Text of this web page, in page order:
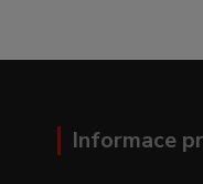
Informace